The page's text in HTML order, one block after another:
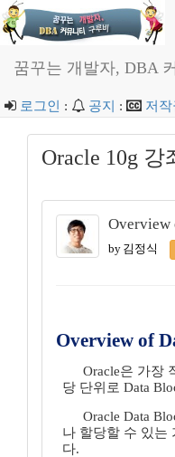
꿈꾸는 개발자, DBA
로그인 : 공지 : 저작
Oracle 10g 강
Overview
by 김정식
Overview of
Oracle은 가장
당 단위로 Data
Oracle Data
나 할당할 수 있는
다.